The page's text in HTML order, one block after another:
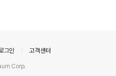
그인 고객센터
Corp.